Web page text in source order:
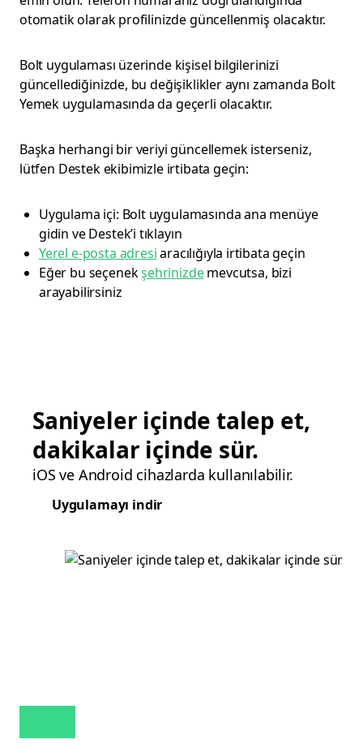
otomatik olarak profilinizde güncellenmiş olacaktır.
Bolt uygulaması üzerinde kişisel bilgilerinizi
güncellediğinizde, bu değişiklikler aynı zamanda Bolt
Yemek uygulamasında da geçerli olacaktır.
Başka herhangi bir veriyi güncellemek isterseniz,
lütfen Destek ekibimizle irtibata geçin:
Uygulama içi: Bolt uygulamasında ana menüye
gidin ve Destek’i tıklayın
Yerel e-posta adresiaracılığıyla irtibata geçin
Eğer bu seçenekşehrinizdemevcutsa, bizi
arayabilirsiniz
Saniyeler içinde talep et,
dakikalar içinde sür.
iOS ve Android cihazlarda kullanılabilir.
Uygulamayı indir